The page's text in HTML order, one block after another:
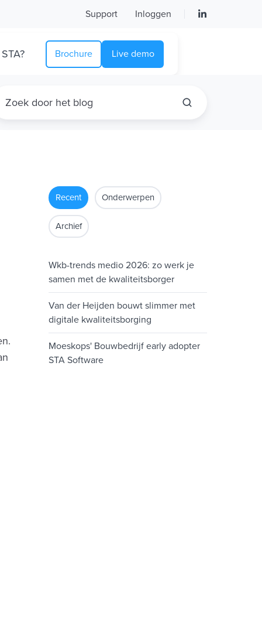
Support Inloggen
Brochure Live demo
Recent Onderwerpen
Archief
Wkb-trends medio 2026: zo werk je
samen met de kwaliteitsborger
Van der Heijden bouwt slimmer met
digitale kwaliteitsborging
Moeskops' Bouwbedrijf early adopter
STA Software